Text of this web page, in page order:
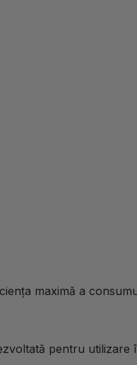
Institutului
uleiului de
și a depunerilor
maximă a
pentru